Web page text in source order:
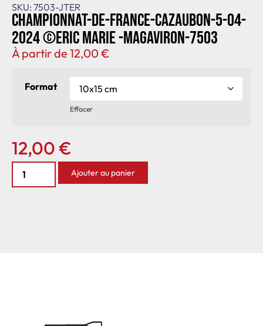
SKU: 7503-JTER
Championnat-de-France-Cazaubon-5-04-
2024 ©Eric Marie -MagAviron-7503
À partir de 12,00€
Format
Effacer
12,00€
Ajouter au panier